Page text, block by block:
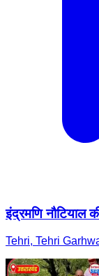
इंद्रमणि
Tehri, Tehri